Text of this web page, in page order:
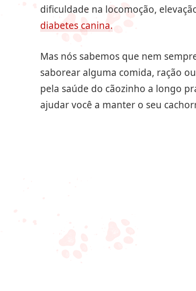
dificuldade na locomoção,
diabetes canina.
Mas nós sabemos que nem
saborear alguma comida, ração
pela saúde do cãozinho a longo
ajudar você a manter o seu